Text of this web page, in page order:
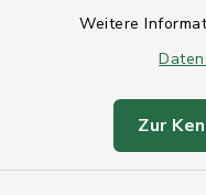
Weitere
Zur